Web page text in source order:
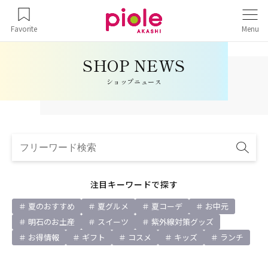
Favorite Menu
ショップニュース
注目キーワードで探す
夏のおすすめ 夏グルメ 夏コーデ
お中元
明石のお土産
スイーツ
紫外線対策グッズ
お得情報
ギフト コスメ キッズ ランチ